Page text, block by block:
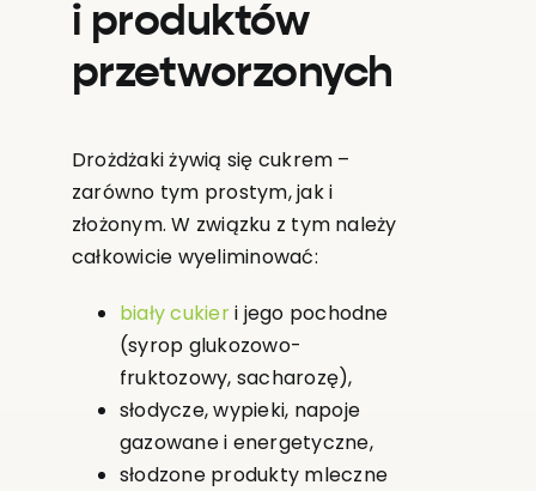
i produktów
przetworzonych
Drożdżaki żywią się cukrem –
zarówno tym prostym, jak i
złożonym. W związku z tym należy
całkowicie wyeliminować:
biały cukieri jego pochodne
(syrop glukozowo-
fruktozowy, sacharozę),
słodycze, wypieki, napoje
gazowane i energetyczne,
słodzone produkty mleczne